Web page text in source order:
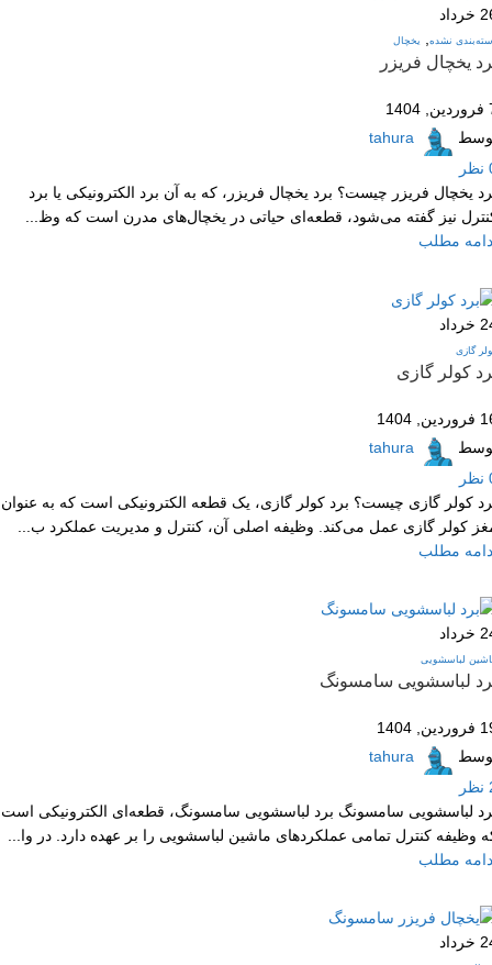
خرداد
نشده, یخچال
یخچال فریزر
tahura
نظر
یخچال فریزر چیست؟ برد یخچال فریزر، که به آن برد الکترونیکی یا برد
نیز گفته می‌شود، قطعه‌ای حیاتی در یخچال‌های مدرن است که وظ...
مطلب
خرداد
گازی
کولر گازی
1404
tahura
نظر
کولر گازی چیست؟ برد کولر گازی، یک قطعه الکترونیکی است که به عنوان
کولر گازی عمل می‌کند. وظیفه اصلی آن، کنترل و مدیریت عملکرد ب...
مطلب
خرداد
لباسشویی
لباسشویی سامسونگ
1404
tahura
نظر
لباسشویی سامسونگ برد لباسشویی سامسونگ، قطعه‌ای الکترونیکی است
وظیفه کنترل تمامی عملکردهای ماشین لباسشویی را بر عهده دارد. در وا...
مطلب
خرداد